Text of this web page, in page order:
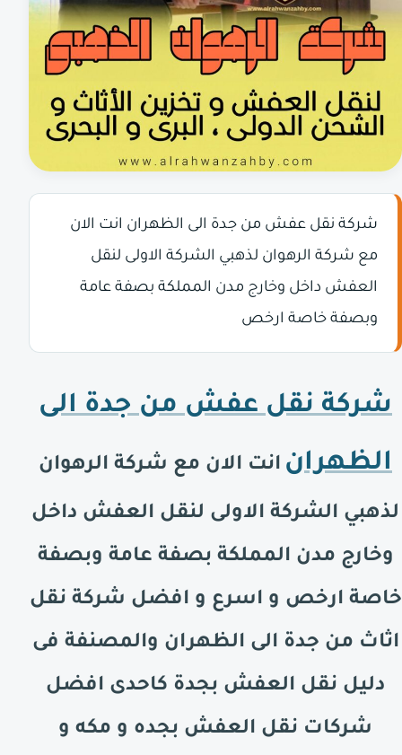
شركة نقل عفش من جدة الى الظهران انت الان
مع شركة الرهوان لذهبي الشركة الاولى لنقل
العفش داخل وخارج مدن المملكة بصفة عامة
وبصفة خاصة ارخص
شركة نقل عفش من جدة الى
الظهران انت الان مع شركة الرهوان
لذهبي الشركة الاولى لنقل العفش داخل
وخارج مدن المملكة بصفة عامة وبصفة
خاصة ارخص و اسرع و افضل شركة نقل
اثاث من جدة الى الظهران والمصنفة فى
دليل نقل العفش بجدة كاحدى افضل
شركات نقل العفش بجده و مكه و